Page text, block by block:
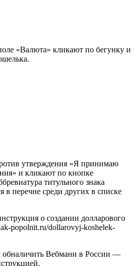
«Валюта» кликают по бегунку и
утверждения «Я принимаю
и кликают по кнопке
титульного знака
в перечне среди других в списке
о создании долларового
popolnit.ru/dollarovyj-koshelek-
обналичить Вебмани в России —